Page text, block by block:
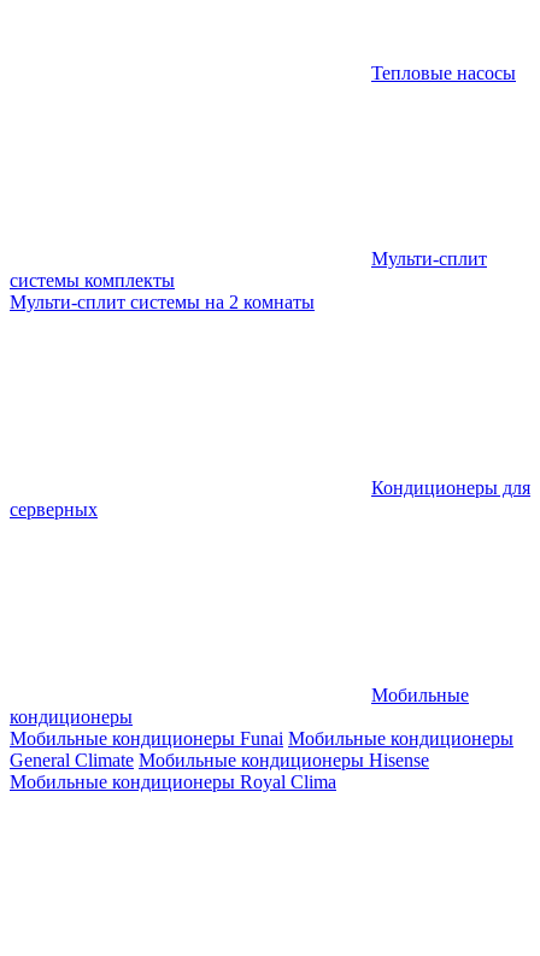
Тепловые насосы
Мульти-сплит
системы комплекты
Мульти-сплит системы на 2 комнаты
Кондиционеры для
серверных
Мобильные
кондиционеры
Мобильные кондиционеры Funai Мобильные кондиционеры
General Climate Мобильные кондиционеры Hisense
Мобильные кондиционеры Royal Clima